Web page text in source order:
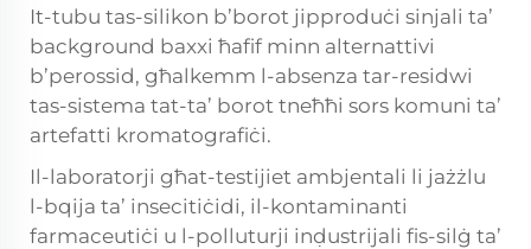
It-tubu tas-silikon b’borot jipproduċi sinjali ta’
background baxxi ħafif minn alternattivi
b’perossid, għalkemm l-absenza tar-residwi
tas-sistema tat-ta’ borot tneħħi sors komuni ta’
artefatti kromatografiċi.
Il-laboratorji għat-testijiet ambjentali li jażżlu
l-bqija ta’ insecitiċidi, il-kontaminanti
farmaceutiċi u l-polluturji inḍustrijali fis-silġ ta’